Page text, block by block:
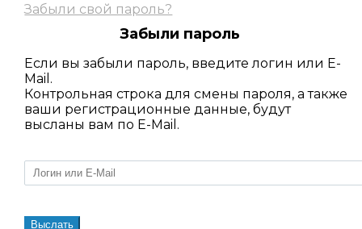
Забыли свой пароль?
Забыли пароль
Если вы забыли пароль, введите логин или E-
Mail.
Контрольная строка для смены пароля, а также
ваши регистрационные данные, будут
высланы вам по E-Mail.